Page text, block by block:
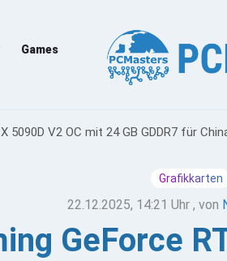
Games
5090D V2 OC mit 24 GB GDDR7 für
Grafikkarten
22.12.2025, 14:21 Uhr , von
GeForce